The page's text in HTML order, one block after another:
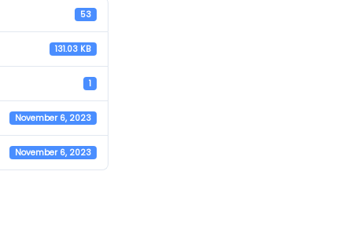
53
131.03 KB
1
November 6, 2023
November 6, 2023